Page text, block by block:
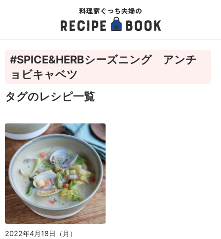
#SPICE&HERBシーズニング アンチ
ョビキャベツ
タグのレシピ一覧
2022年4月18日（月）